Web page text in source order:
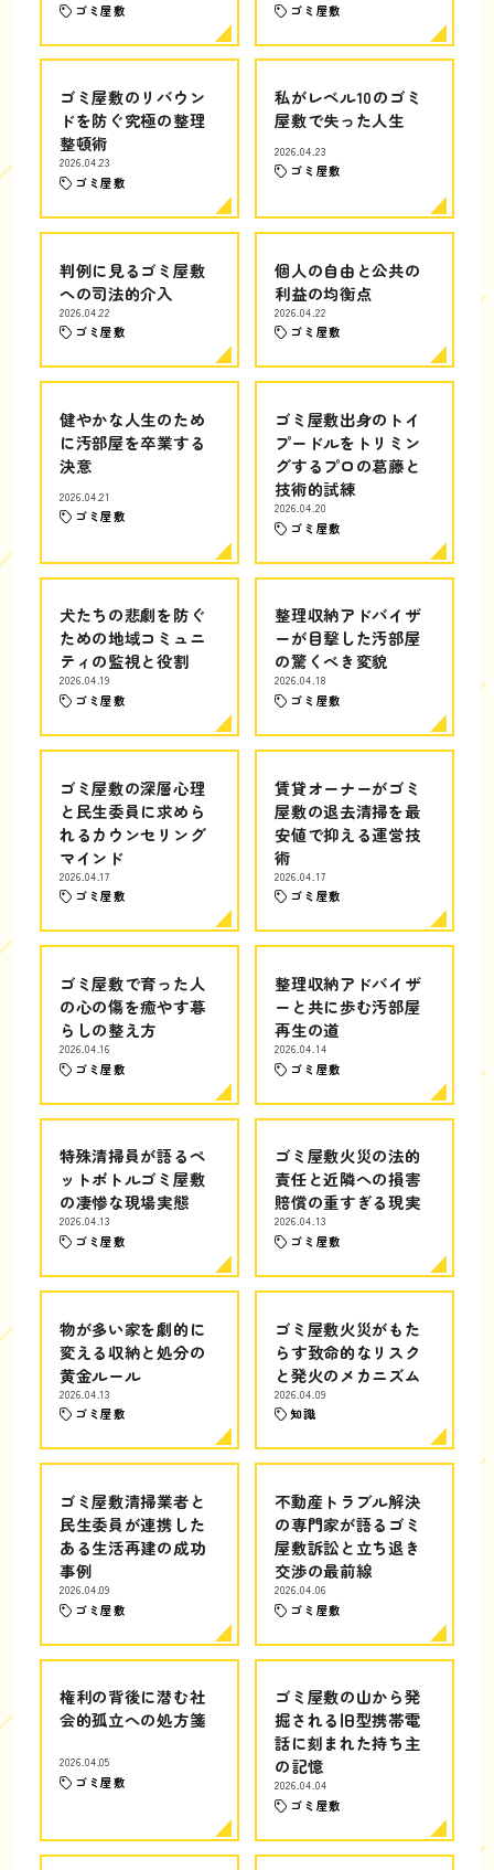
ゴミ屋敷 ゴミ屋敷
ゴミ屋敷のリバウン
ドを防ぐ究極の整理
整頓術
2026.04.23
ゴミ屋敷
私がレベル10のゴミ
屋敷で失った人生
2026.04.23
ゴミ屋敷
判例に見るゴミ屋敷
への司法的介入
2026.04.22
ゴミ屋敷
個人の自由と公共の
利益の均衡点
2026.04.22
ゴミ屋敷
健やかな人生のため
に汚部屋を卒業する
決意
2026.04.21
ゴミ屋敷
ゴミ屋敷出身のトイ
プードルをトリミン
グするプロの葛藤と
技術的試練
2026.04.20
ゴミ屋敷
犬たちの悲劇を防ぐ
ための地域コミュニ
ティの監視と役割
2026.04.19
ゴミ屋敷
整理収納アドバイザ
ーが目撃した汚部屋
の驚くべき変貌
2026.04.18
ゴミ屋敷
ゴミ屋敷の深層心理
と民生委員に求めら
れるカウンセリング
マインド
2026.04.17
ゴミ屋敷
賃貸オーナーがゴミ
屋敷の退去清掃を最
安値で抑える運営技
術
2026.04.17
ゴミ屋敷
ゴミ屋敷で育った人
の心の傷を癒やす暮
らしの整え方
2026.04.16
ゴミ屋敷
整理収納アドバイザ
ーと共に歩む汚部屋
再生の道
2026.04.14
ゴミ屋敷
特殊清掃員が語るペ
ットボトルゴミ屋敷
の凄惨な現場実態
2026.04.13
ゴミ屋敷
ゴミ屋敷火災の法的
責任と近隣への損害
賠償の重すぎる現実
2026.04.13
ゴミ屋敷
物が多い家を劇的に
変える収納と処分の
黄金ルール
2026.04.13
ゴミ屋敷
ゴミ屋敷火災がもた
らす致命的なリスク
と発火のメカニズム
2026.04.09
知識
ゴミ屋敷清掃業者と
民生委員が連携した
ある生活再建の成功
事例
2026.04.09
ゴミ屋敷
不動産トラブル解決
の専門家が語るゴミ
屋敷訴訟と立ち退き
交渉の最前線
2026.04.06
ゴミ屋敷
権利の背後に潜む社
会的孤立への処方箋
2026.04.05
ゴミ屋敷
ゴミ屋敷の山から発
掘される旧型携帯電
話に刻まれた持ち主
の記憶
2026.04.04
ゴミ屋敷